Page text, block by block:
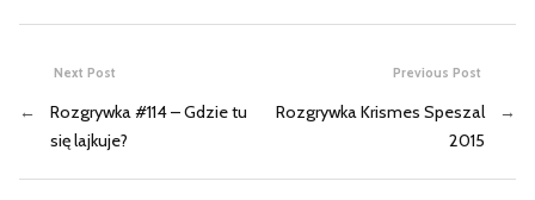
Previous Post
Rozgrywka Krismes Speszal
2015
→
Next Post
←
Rozgrywka #114 – Gdzie tu
się lajkuje?